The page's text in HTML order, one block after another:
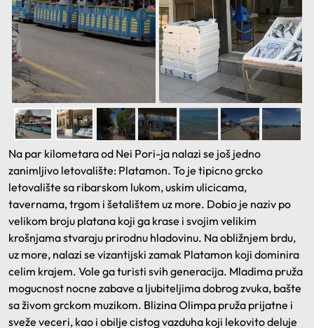
Na par kilometara od Nei Pori-ja nalazi se još jedno
zanimljivo letovalište: Platamon. To je tipicno grcko
letovalište sa ribarskom lukom, uskim ulicicama,
tavernama, trgom i šetalištem uz more. Dobio je naziv po
velikom broju platana koji ga krase i svojim velikim
krošnjama stvaraju prirodnu hladovinu. Na obližnjem brdu,
uz more, nalazi se vizantijski zamak Platamon koji dominira
celim krajem. Vole ga turisti svih generacija. Mladima pruža
mogucnost nocne zabave a ljubiteljima dobrog zvuka, bašte
sa živom grckom muzikom. Blizina Olimpa pruža prijatne i
sveže veceri, kao i obilje cistog vazduha koji lekovito deluje